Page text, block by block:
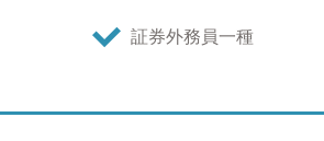
証券外務員一種